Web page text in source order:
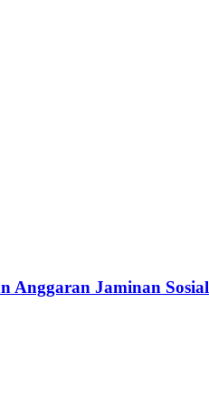
Anggaran Jaminan Sosial